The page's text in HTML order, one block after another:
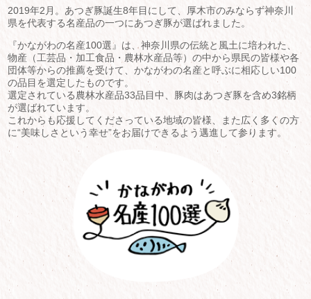
2019年2月。あつぎ豚誕生8年目にして、厚木市のみならず神奈川
県を代表する名産品の一つにあつぎ豚が選ばれました。
『かながわの名産100選』は、神奈川県の伝統と風土に培われた、
物産（工芸品・加工食品・農林水産品等）の中から県民の皆様や各
団体等からの推薦を受けて、かながわの名産と呼ぶに相応しい100
の品目を選定したものです。
選定されている農林水産品33品目中、豚肉はあつぎ豚を含め3銘柄
が選ばれています。
これからも応援してくださっている地域の皆様、また広く多くの方
に“美味しさという幸せ”をお届けできるよう邁進して参ります。